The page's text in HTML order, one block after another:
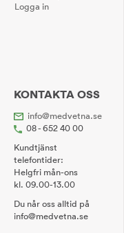
Logga in
KONTAKTA OSS
info@medvetna.se
08 - 652 40 00
Kundtjänst
telefontider:
Helgfri mån-ons
kl. 09.00-13.00
Du når oss alltid på
info@medvetna.se